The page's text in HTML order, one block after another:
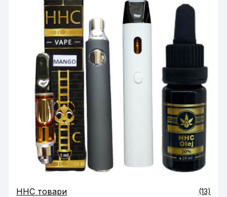
HHC товари (13)